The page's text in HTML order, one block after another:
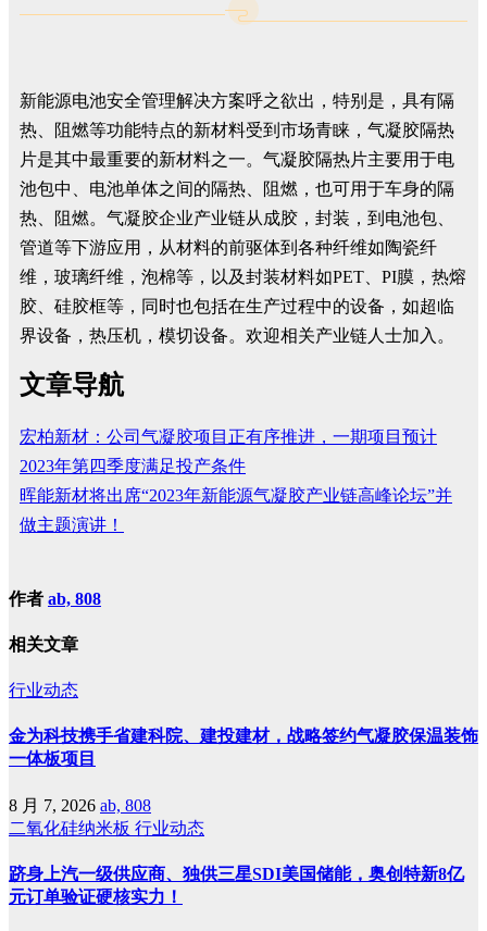
新能源电池安全管理解决方案呼之欲出，特别是，具有隔
热、阻燃等功能特点的新材料受到市场青睐，气凝胶隔热
片是其中最重要的新材料之一。气凝胶隔热片主要用于电
池包中、电池单体之间的隔热、阻燃，也可用于车身的隔
热、阻燃。气凝胶企业产业链从成胶，封装，到电池包、
管道等下游应用，从材料的前驱体到各种纤维如陶瓷纤
维，玻璃纤维，泡棉等，以及封装材料如PET、PI膜，热熔
胶、硅胶框等，同时也包括在生产过程中的设备，如超临
界设备，热压机，模切设备。欢迎相关产业链人士加入。
文章导航
宏柏新材：公司气凝胶项目正有序推进，一期项目预计
2023年第四季度满足投产条件
晖能新材将出席“2023年新能源气凝胶产业链高峰论坛”并
做主题演讲！
作者 ab, 808
相关文章
行业动态
金为科技携手省建科院、建投建材，战略签约气凝胶保温装饰
一体板项目
8 月 7, 2026 ab, 808
二氧化硅纳米板 行业动态
跻身上汽一级供应商、独供三星SDI美国储能，奥创特新8亿
元订单验证硬核实力！